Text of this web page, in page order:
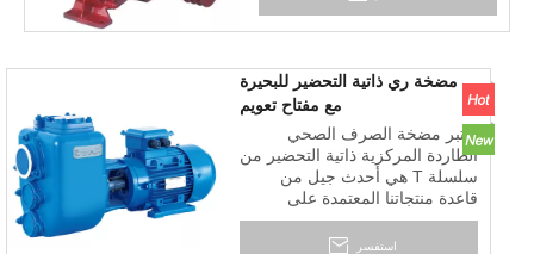
التعامل مع السوائل الصلبة
مضخة ري ذاتية التحضير للبحيرة
مع مفتاح تعويم
تعتبر مضخة الصرف الصحي
الطاردة المركزية ذاتية التحضير من
سلسلة T هي أحدث جيل من
قاعدة منتجاتنا المعتمدة على
التكنولوجيا والحرف اليدوية
الأمريكية. إنه مصمم للتشغيل
استفسر